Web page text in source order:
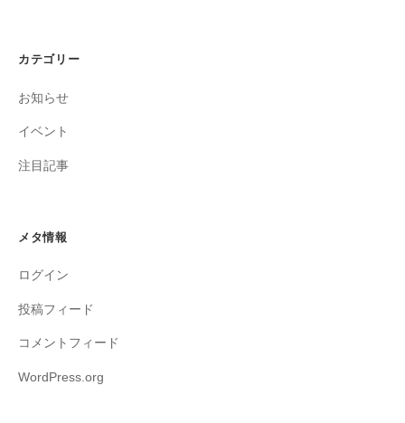
カテゴリー
お知らせ
イベント
注目記事
メタ情報
ログイン
投稿フィード
コメントフィード
WordPress.org